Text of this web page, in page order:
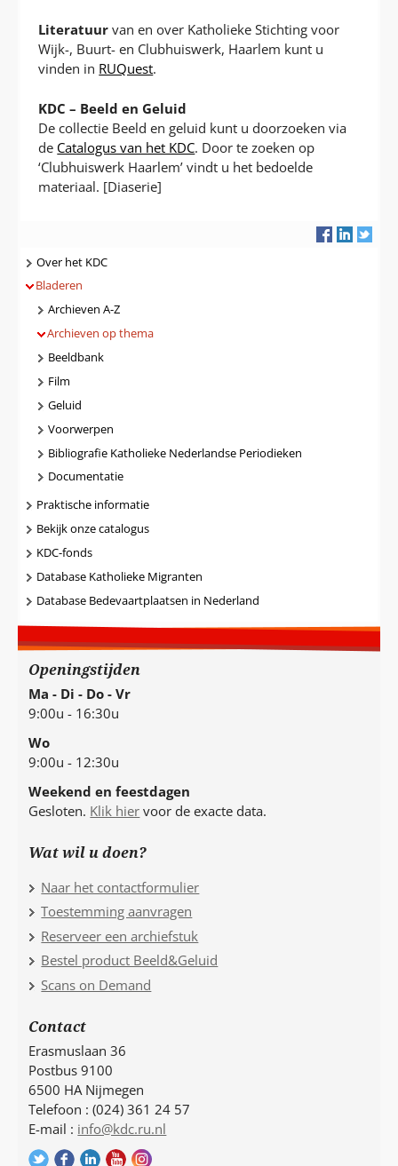
Literatuur van en over Katholieke Stichting voor
Wijk-, Buurt- en Clubhuiswerk, Haarlem kunt u
vinden in RUQuest.
KDC – Beeld en Geluid
De collectie Beeld en geluid kunt u doorzoeken via
de Catalogus van het KDC. Door te zoeken op
‘Clubhuiswerk Haarlem’ vindt u het bedoelde
materiaal. [Diaserie]
Navigatie
Over het KDC
Bladeren
Archieven A-Z
Archieven op thema
Beeldbank
Film
Geluid
Voorwerpen
Bibliografie Katholieke Nederlandse Periodieken
Documentatie
Praktische informatie
Bekijk onze catalogus
KDC-fonds
Database Katholieke Migranten
Database Bedevaartplaatsen in Nederland
Openingstijden
Ma - Di - Do - Vr
9:00u - 16:30u
Wo
9:00u - 12:30u
Weekend en feestdagen
Gesloten. Klik hier voor de exacte data.
Wat wil u doen?
Naar het contactformulier
Toestemming aanvragen
Reserveer een archiefstuk
Bestel product Beeld&Geluid
Scans on Demand
Contact
Erasmuslaan 36
Postbus 9100
6500 HA Nijmegen
Telefoon : (024) 361 24 57
E-mail : info@kdc.ru.nl